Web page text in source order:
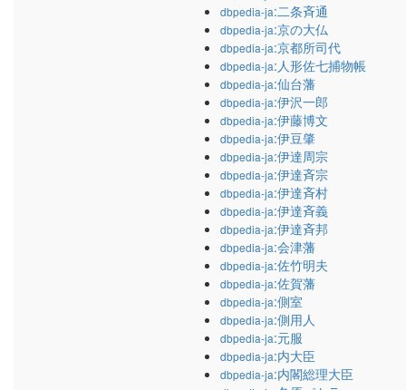
dbpedia-ja:二条斉通
dbpedia-ja:京の大仏
dbpedia-ja:京都所司代
dbpedia-ja:人形佐七捕物帳
dbpedia-ja:仙台藩
dbpedia-ja:伊沢一郎
dbpedia-ja:伊藤博文
dbpedia-ja:伊豆肇
dbpedia-ja:伊達周宗
dbpedia-ja:伊達斉宗
dbpedia-ja:伊達斉村
dbpedia-ja:伊達斉義
dbpedia-ja:伊達斉邦
dbpedia-ja:会津藩
dbpedia-ja:佐竹明夫
dbpedia-ja:佐賀藩
dbpedia-ja:側室
dbpedia-ja:側用人
dbpedia-ja:元服
dbpedia-ja:内大臣
dbpedia-ja:内閣総理大臣